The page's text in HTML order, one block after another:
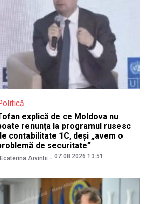
explică de ce Moldova nu
renunța la programul rusesc
contabilitate 1C, deși „avem o
de securitate”
Ecaterina Arvintii 07.08.2026 13:51